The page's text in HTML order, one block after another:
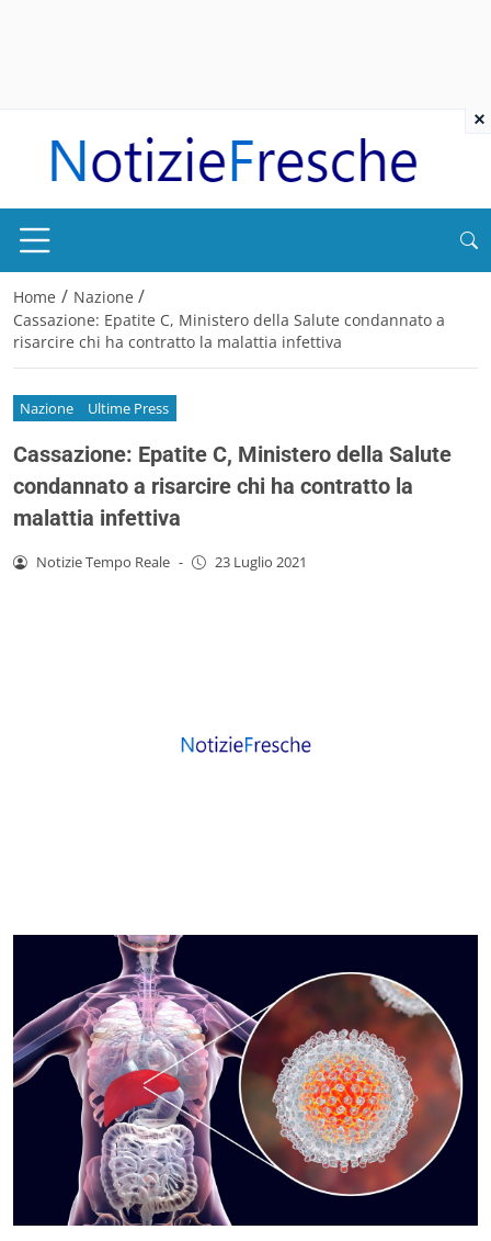
Home / Nazione /
Cassazione: Epatite C, Ministero della Salute condannato a
risarcire chi ha contratto la malattia infettiva
Nazione Ultime Press
Cassazione: Epatite C, Ministero della Salute
condannato a risarcire chi ha contratto la
malattia infettiva
Notizie Tempo Reale - 23 Luglio 2021
×